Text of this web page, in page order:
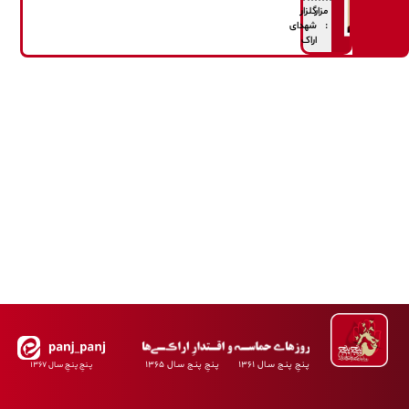
مزار
:
گلزار
شهدای
اراک
پـنجِ پنـج سـال ۱۳۶۱ پـنجِ پنـج سـال ۱۳۶۵ پـنجِ پنـجِ سـال ۱۳۶۷